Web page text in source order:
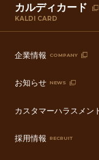
カルディカード
KALDI CARD
企業情報 COMPANY
お知らせ NEWS
カスタマーハラスメン
採用情報 RECRUIT